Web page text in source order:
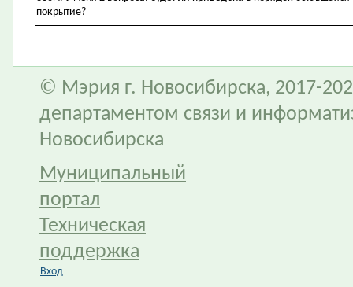
покрытие?
© Мэрия г. Новосибирска, 2017-
департаментом связи и
Новосибирска
Муниципальный
портал
Техническая
поддержка
Вход